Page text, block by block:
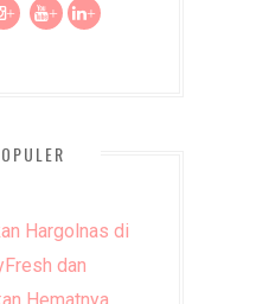
+ + +
Hargolnas di
dan